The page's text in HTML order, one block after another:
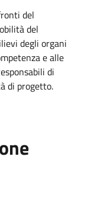
del
del
degli organi
e alle
di
di progetto.